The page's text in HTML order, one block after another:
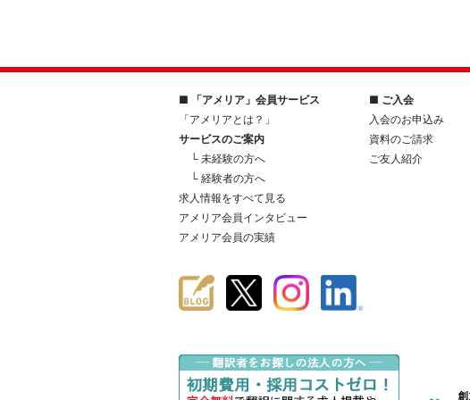
■ 「アメリア」会員サービス
「アメリアとは？」
サービスのご案内
└ 未経験の方へ
└ 経験者の方へ
求人情報をすべて見る
アメリア会員インタビュー
アメリア会員の実績
■ ご入会
入会のお申込み
資料のご請求
ご友人紹介